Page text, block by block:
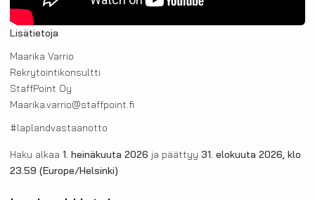
Lisätietoja
Maarika Varrio
Rekrytointikonsultti
StaffPoint Oy
Maarika.varrio@staffpoint.fi
#laplandvastaanotto
Haku alkaa 1. heinäkuuta 2026 ja päättyy 31. elokuuta 2026, klo
23.59 (Europe/Helsinki)